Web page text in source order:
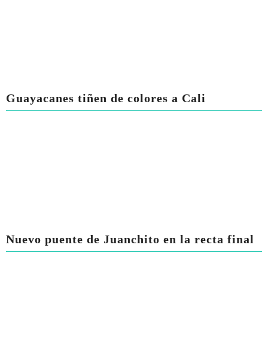
Guayacanes tiñen de colores a Cali
Nuevo puente de Juanchito en la recta final